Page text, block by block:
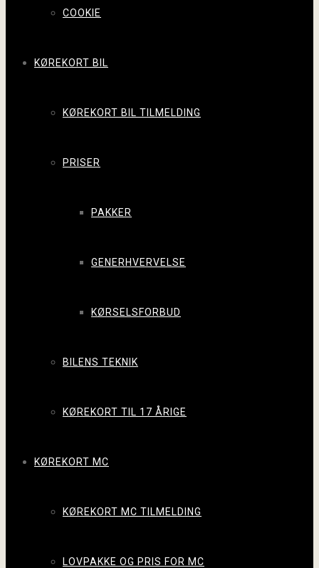
COOKIE
KØREKORT BIL
KØREKORT BIL TILMELDING
PRISER
PAKKER
GENERHVERVELSE
KØRSELSFORBUD
BILENS TEKNIK
KØREKORT TIL 17 ÅRIGE
KØREKORT MC
KØREKORT MC TILMELDING
LOVPAKKE OG PRIS FOR MC